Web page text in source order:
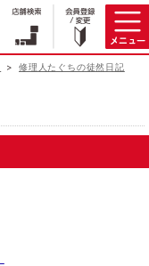
修理人たぐちの徒然日記